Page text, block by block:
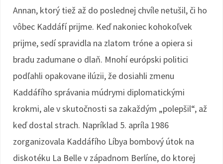
Annan, ktorý tiež až do poslednej chvíle netušil, či ho
vôbec Kaddáfí prijme. Keď nakoniec kohokoľvek
prijme, sedí spravidla na zlatom tróne a opiera si
bradu zadumane o dlaň. Mnohí európski politici
podľahli opakovane ilúzii, že dosiahli zmenu
Kaddáfího správania múdrymi diplomatickými
krokmi, ale v skutočnosti sa zakaždým „polepšil“, až
keď dostal strach. Napríklad 5. apríla 1986
zorganizovala Kaddáfího Líbya bombový útok na
diskotéku La Belle v západnom Berlíne, do ktorej